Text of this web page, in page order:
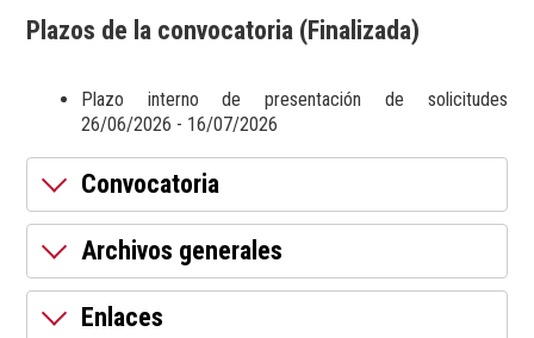
Plazos de la convocatoria (Finalizada)
Plazo interno de presentación de solicitudes
26/06/2026 - 16/07/2026
Convocatoria
Archivos generales
Enlaces